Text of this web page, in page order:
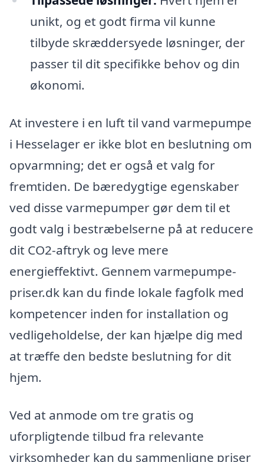
unikt, og et godt firma vil kunne
tilbyde skræddersyede løsninger, der
passer til dit specifikke behov og din
økonomi.
At investere i en luft til vand varmepumpe
i Hesselager er ikke blot en beslutning om
opvarmning; det er også et valg for
fremtiden. De bæredygtige egenskaber
ved disse varmepumper gør dem til et
godt valg i bestræbelserne på at reducere
dit CO2-aftryk og leve mere
energieffektivt. Gennem varmepumpe-
priser.dk kan du finde lokale fagfolk med
kompetencer inden for installation og
vedligeholdelse, der kan hjælpe dig med
at træffe den bedste beslutning for dit
hjem.
Ved at anmode om tre gratis og
uforpligtende tilbud fra relevante
virksomheder kan du sammenligne priser